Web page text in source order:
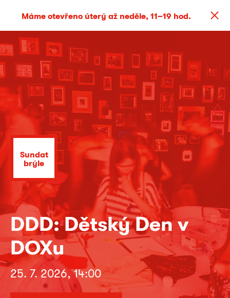
Máme otevřeno úterý až neděle, 11–19 hod.
Sundat
brýle
DDD: Dětský Den v
DOXu
25. 7. 2026, 14:00